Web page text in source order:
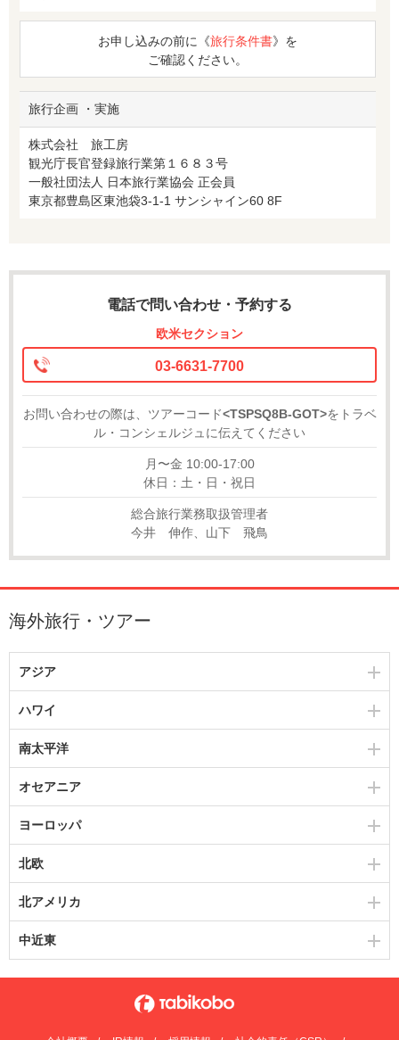
お申し込みの前に《旅行条件書》を
ご確認ください。
旅行企画 ・実施
株式会社 旅工房
観光庁長官登録旅行業第１６８３号
一般社団法人 日本旅行業協会 正会員
東京都豊島区東池袋3-1-1 サンシャイン60 8F
電話で問い合わせ・予約する
欧米セクション
03-6631-7700
お問い合わせの際は、ツアーコード<TSPSQ8B-GOT>をトラベ
ル・コンシェルジュに伝えてください
月〜金 10:00-17:00
休日：土・日・祝日
総合旅行業務取扱管理者
今井 伸作、山下 飛鳥
海外旅行・ツアー
アジア
ハワイ
南太平洋
オセアニア
ヨーロッパ
北欧
北アメリカ
中近東